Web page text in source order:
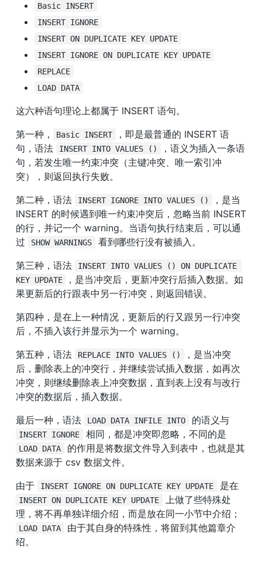
Basic INSERT
INSERT IGNORE
INSERT ON DUPLICATE KEY UPDATE
INSERT IGNORE ON DUPLICATE KEY UPDATE
REPLACE
LOAD DATA
这六种语句理论上都属于 INSERT 语句。
第一种，
Basic INSERT
，即是最普通的 INSERT 语
句，语法
INSERT INTO VALUES ()
，语义为插入一条语
句，若发生唯一约束冲突（主键冲突、唯一索引冲
突），则返回执行失败。
第二种，语法
INSERT IGNORE INTO VALUES ()
，是当
INSERT 的时候遇到唯一约束冲突后，忽略当前 INSERT
的行，并记一个 warning。当语句执行结束后，可以通
过
SHOW WARNINGS
看到哪些行没有被插入。
第三种，语法
INSERT INTO VALUES () ON DUPLICATE
KEY UPDATE
，是当冲突后，更新冲突行后插入数据。如
果更新后的行跟表中另一行冲突，则返回错误。
第四种，是在上一种情况，更新后的行又跟另一行冲突
后，不插入该行并显示为一个 warning。
第五种，语法
REPLACE INTO VALUES ()
，是当冲突
后，删除表上的冲突行，并继续尝试插入数据，如再次
冲突，则继续删除表上冲突数据，直到表上没有与改行
冲突的数据后，插入数据。
最后一种，语法
LOAD DATA INFILE INTO 的语义与
INSERT IGNORE
LOAD DATA
的作用是将数据文件导入到表中，也就是其
数据来源于 csv 数据文件。
由于
INSERT IGNORE ON DUPLICATE KEY UPDATE
INSERT ON DUPLICATE KEY UPDATE
上做了些特殊处
理，将不再单独详细介绍，而是放在同一小节中介绍；
LOAD DATA
由于其自身的特殊性，将留到其他篇章介
绍。